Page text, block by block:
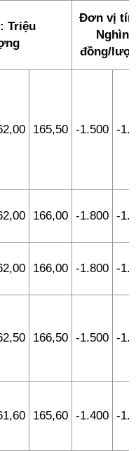
Triệu
Đơn vị
Nghìn
đồng/
165,50 -1.500 -
166,00 -1.800 -
166,00 -1.800 -
166,50 -1.500 -
165,60 -1.400 -